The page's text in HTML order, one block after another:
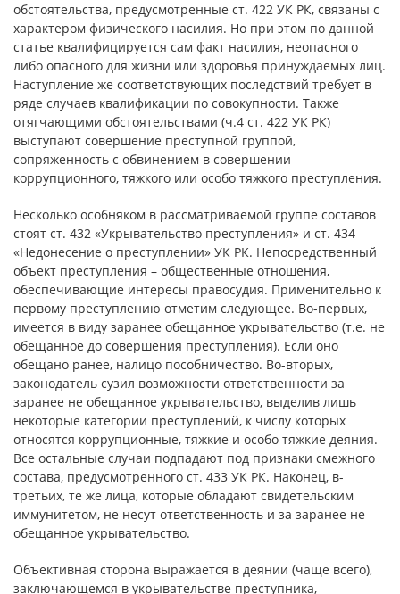
обстоятельства, предусмотренные ст. 422 УК РК, связаны с
характером физического насилия. Но при этом по данной
статье квалифицируется сам факт насилия, неопасного
либо опасного для жизни или здоровья принуждаемых лиц.
Наступление же соответствующих последствий требует в
ряде случаев квалификации по совокупности. Также
отягчающими обстоятельствами (ч.4 ст. 422 УК РК)
выступают совершение преступной группой,
сопряженность с обвинением в совершении
коррупционного, тяжкого или особо тяжкого преступления.
Несколько особняком в рассматриваемой группе составов
стоят ст. 432 «Укрывательство преступления» и ст. 434
«Недонесение о преступлении» УК РК. Непосредственный
объект преступления – общественные отношения,
обеспечивающие интересы правосудия. Применительно к
первому преступлению отметим следующее. Во-первых,
имеется в виду заранее обещанное укрывательство (т.е. не
обещанное до совершения преступления). Если оно
обещано ранее, налицо пособничество. Во-вторых,
законодатель сузил возможности ответственности за
заранее не обещанное укрывательство, выделив лишь
некоторые категории преступлений, к числу которых
относятся коррупционные, тяжкие и особо тяжкие деяния.
Все остальные случаи подпадают под признаки смежного
состава, предусмотренного ст. 433 УК РК. Наконец, в-
третьих, те же лица, которые обладают свидетельским
иммунитетом, не несут ответственность и за заранее не
обещанное укрывательство.
Объективная сторона выражается в деянии (чаще всего),
заключающемся в укрывательстве преступника,